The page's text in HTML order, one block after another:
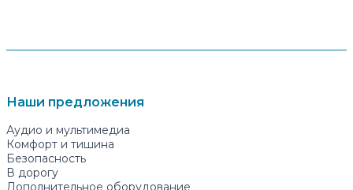
Наши предложения
Аудио и мультимедиа
Комфорт и тишина
Безопасность
В дорогу
Дополнительное оборудование